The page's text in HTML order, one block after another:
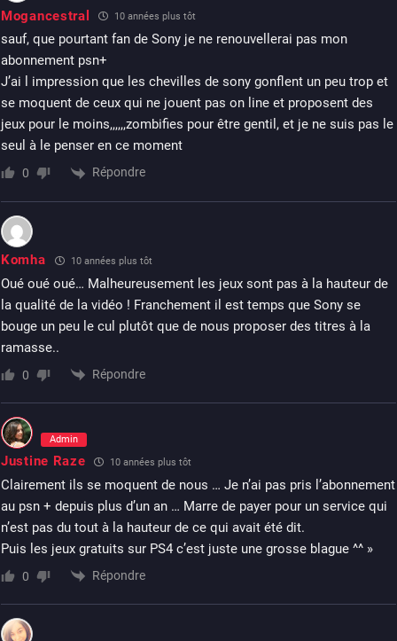
Mogancestral 10 années plus tôt
sauf, que pourtant fan de Sony je ne renouvellerai pas mon
abonnement psn+
J’ai l impression que les chevilles de sony gonflent un peu trop et
se moquent de ceux qui ne jouent pas on line et proposent des
jeux pour le moins,,,,,,zombifies pour être gentil, et je ne suis pas le
seul à le penser en ce moment
0 Répondre
Komha 10 années plus tôt
Oué oué oué… Malheureusement les jeux sont pas à la hauteur de
la qualité de la vidéo ! Franchement il est temps que Sony se
bouge un peu le cul plutôt que de nous proposer des titres à la
ramasse..
0 Répondre
Admin
Justine Raze 10 années plus tôt
Clairement ils se moquent de nous … Je n’ai pas pris l’abonnement
au psn + depuis plus d’un an … Marre de payer pour un service qui
n’est pas du tout à la hauteur de ce qui avait été dit.
Puis les jeux gratuits sur PS4 c’est juste une grosse blague ^^ »
0 Répondre